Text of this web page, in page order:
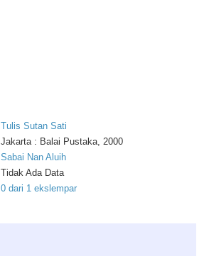
Tulis Sutan Sati
Jakarta : Balai Pustaka, 2000
Sabai Nan Aluih
Tidak Ada Data
0 dari 1 ekslempar